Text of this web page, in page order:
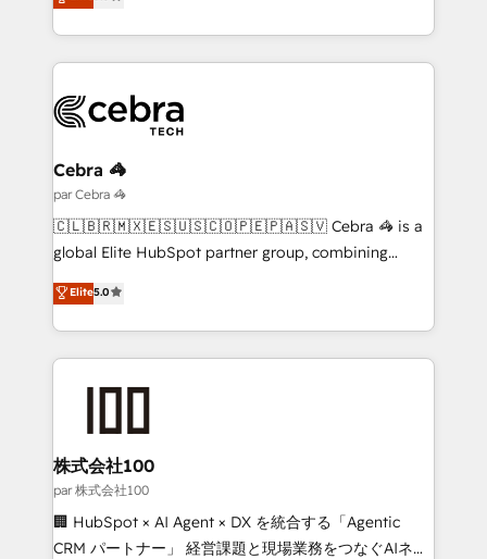
tenga el mejor contexto para alimentarla. Sin
Partner Elite con +700 implementaciones en LATAM.
engine. We combine RevOps strategy with deep
technical execution to help teams scale faster—with
cleaner data, smarter automation, and more
Implementation & Migration · Native & Custom
Reporting & Analytics · GTM Architecture · Sales &
Marketing Enablement If you’re ready to elevate
HubSpot from “just your CRM” to your growth
infrastructure—let’s talk.
Cebra 🦓
par Cebra 🦓
🇨🇱🇧🇷🇲🇽🇪🇸🇺🇸🇨🇴🇵🇪🇵🇦🇸🇻 Cebra 🦓 is a
global Elite HubSpot partner group, combining
technology, marketing and media expertise across
Latin America and Southern Europe, with teams
across 9 countries. Born in Chile, we combine local
insight with international reach to help businesses
grow. For over 12 years, we’ve delivered 500+
solutions that integrate CRM, AI automation, inbound
and loop marketing, content, and digital creativity.
Our multicultural team works in Spanish, Portuguese,
and English to design scalable strategies that drive
measurable growth. 🌎 Highlights: • 10+ years as a
Elite5.0
株式会社100
par 株式会社100
🏢 HubSpot × AI Agent × DX を統合する「Agentic
CRM パートナー」 経営課題と現場業務をつなぐAIネイ